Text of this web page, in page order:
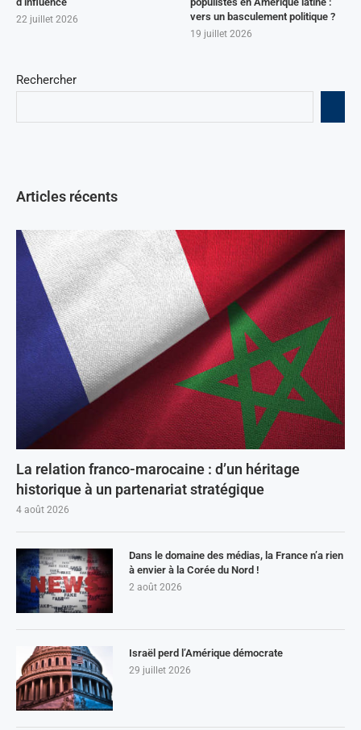
Rechercher
Articles récents
La relation franco-marocaine : d’un héritage
historique à un partenariat stratégique
4 août 2026
Dans le domaine des médias, la France n’a rien
à envier à la Corée du Nord !
2 août 2026
Israël perd l’Amérique démocrate
29 juillet 2026
22 juillet 2026
vers un basculement politique ?
19 juillet 2026